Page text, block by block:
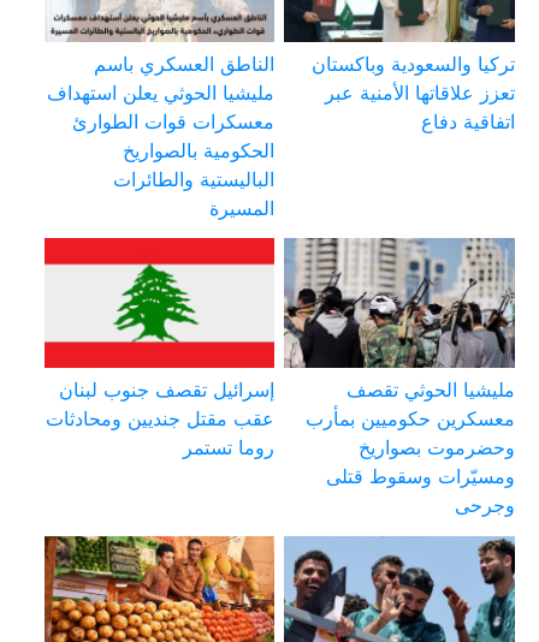
تركيا والسعودية وباكستان
تعزز علاقاتها الأمنية عبر
اتفاقية دفاع
الناطق العسكري باسم
مليشيا الحوثي يعلن استهداف
معسكرات قوات الطوارئ
الحكومية بالصواريخ
الباليستية والطائرات
المسيرة
مليشيا الحوثي تقصف
معسكرين حكوميين بمأرب
وحضرموت بصواريخ
ومسيّرات وسقوط قتلى
وجرحى
إسرائيل تقصف جنوب لبنان
عقب مقتل جنديين ومحادثات
روما تستمر